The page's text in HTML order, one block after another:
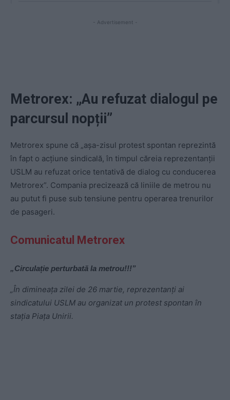
- Advertisement -
Metrorex: „Au refuzat dialogul pe
parcursul nopții”
Metrorex spune că „aşa-zisul protest spontan reprezintă
în fapt o acţiune sindicală, în timpul căreia reprezentanţii
USLM au refuzat orice tentativă de dialog cu conducerea
Metrorex”. Compania precizează că liniile de metrou nu
au putut fi puse sub tensiune pentru operarea trenurilor
de pasageri.
Comunicatul Metrorex
„Circulație perturbată la metrou!!!”
„În dimineața zilei de 26 martie, reprezentanți ai
sindicatului USLM au organizat un protest spontan în
stația Piața Unirii.